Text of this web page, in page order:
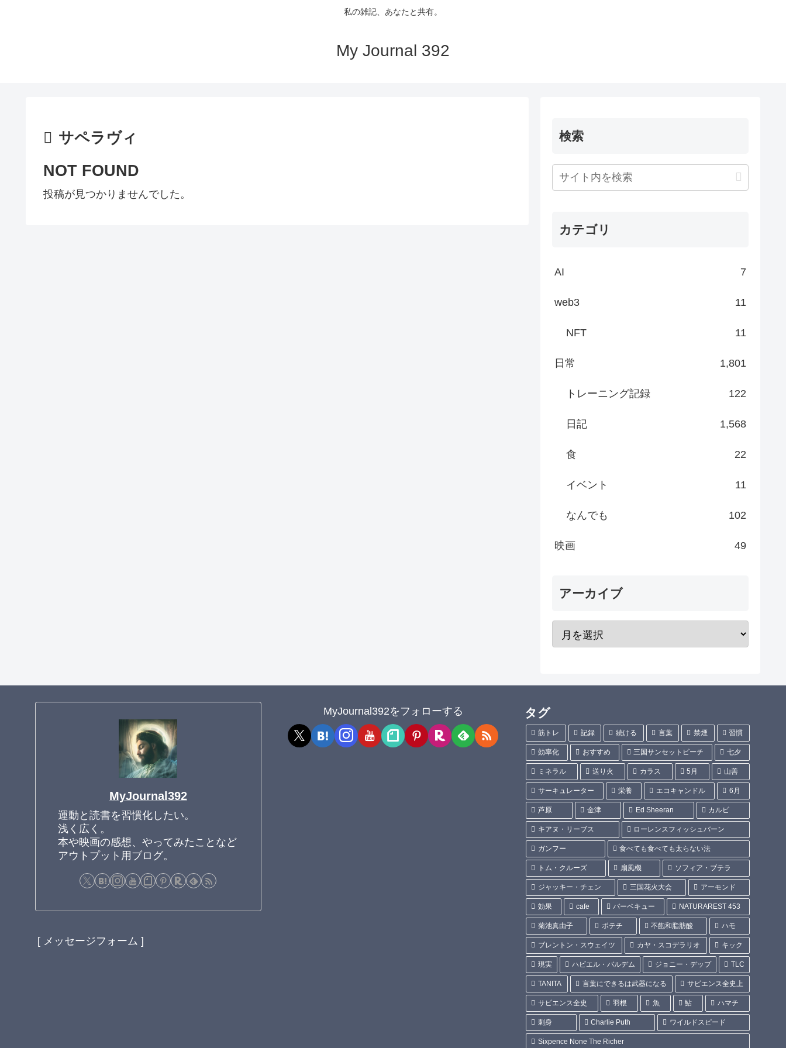
私の雑記、あなたと共有。
My Journal 392
サペラヴィ
NOT FOUND
投稿が見つかりませんでした。
検索
カテゴリ
AI 7
web3 11
NFT 11
日常 1,801
トレーニング記録 122
日記 1,568
食 22
イベント 11
なんでも 102
映画 49
アーカイブ
MyJournal392
運動と読書を習慣化したい。
浅く広く。
本や映画の感想、やってみたことなど
アウトプット用ブログ。
[ メッセージフォーム ]
MyJournal392をフォローする タグ
筋トレ 記録 続ける 言葉 禁煙 習慣
効率化 おすすめ 三国サンセットビーチ 七夕
ミネラル 送り火 カラス 5月 山善
サーキュレーター 栄養 エコキャンドル 6月
芦原 金津 Ed Sheeran カルビ
キアヌ・リーブス ローレンスフィッシュバーン
ガンフー 食べても食べても太らない法
トム・クルーズ 扇風機 ソフィア・ブテラ
ジャッキー・チェン 三国花火大会 アーモンド
効果 cafe バーベキュー NATURAREST 453
菊池真由子 ポテチ 不飽和脂肪酸 ハモ
ブレントン・スウェイツ カヤ・スコデラリオ キック
現実 ハビエル・バルデム ジョニー・デップ TLC
TANITA 言葉にできるは武器になる サピエンス全史上
サピエンス全史 羽根 魚 鮎 ハマチ
刺身 Charlie Puth ワイルドスピード
Sixpence None The Richer